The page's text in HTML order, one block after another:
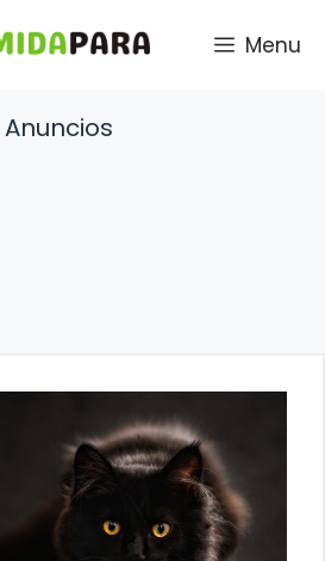
Menu
Anuncios